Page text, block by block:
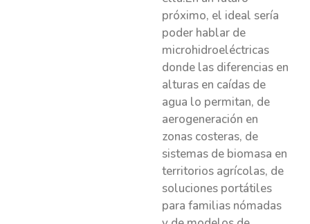
próximo, el ideal sería
poder hablar de
microhidroeléctricas
donde las diferencias en
alturas en caídas de
agua lo permitan, de
aerogeneración en
zonas costeras, de
sistemas de biomasa en
territorios agrícolas, de
soluciones portátiles
para familias nómadas